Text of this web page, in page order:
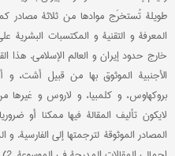
المعرفة و التقنیة و المکتسبات البشریة
خارج حدود إیران و العالم الإسلامي.
الأجنبیة الموثوق بها من قبیل أشت، و
بروکهاوس، و کلمبیا، و لاروس و غیرها
لایکون تألیف المقالة فیها ممکنا أو
المصادر الموثوقة لترجمتها إلی